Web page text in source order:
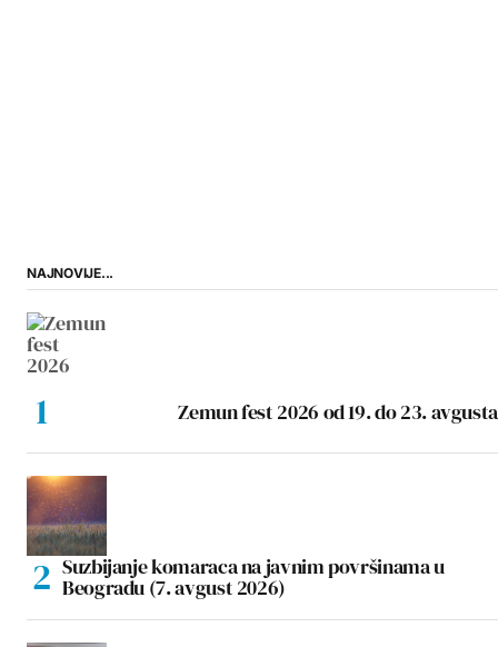
NAJNOVIJE...
Zemun fest 2026 od 19. do 23. avgusta
Suzbijanje komaraca na javnim površinama u
Beogradu (7. avgust 2026)